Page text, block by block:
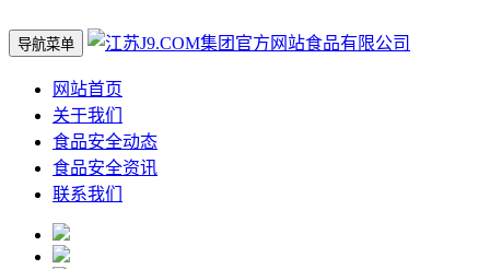
导航菜单
网站首页
关于我们
食品安全动态
食品安全资讯
联系我们